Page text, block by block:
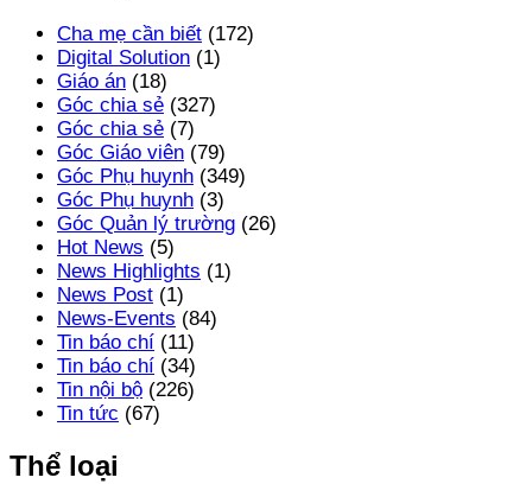
Cha mẹ cần biết (172)
Digital Solution (1)
Giáo án (18)
Góc chia sẻ (327)
Góc chia sẻ (7)
Góc Giáo viên (79)
Góc Phụ huynh (349)
Góc Phụ huynh (3)
Góc Quản lý trường (26)
Hot News (5)
News Highlights (1)
News Post (1)
News-Events (84)
Tin báo chí (11)
Tin báo chí (34)
Tin nội bộ (226)
Tin tức (67)
Thể loại